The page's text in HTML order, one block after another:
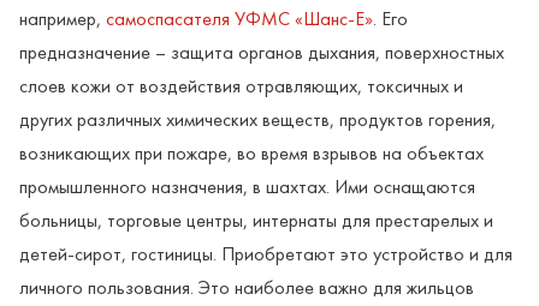
например, самоспасателя УФМС «Шанс-Е». Его
предназначение – защита органов дыхания, поверхностных
слоев кожи от воздействия отравляющих, токсичных и
других различных химических веществ, продуктов горения,
возникающих при пожаре, во время взрывов на объектах
промышленного назначения, в шахтах. Ими оснащаются
больницы, торговые центры, интернаты для престарелых и
детей-сирот, гостиницы. Приобретают это устройство и для
личного пользования. Это наиболее важно для жильцов